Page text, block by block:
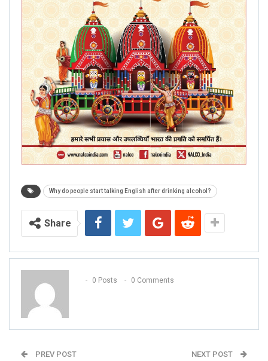
Why do people start talking English after drinking alcohol?
Share
0 Posts 0 Comments
PREV POST NEXT POST